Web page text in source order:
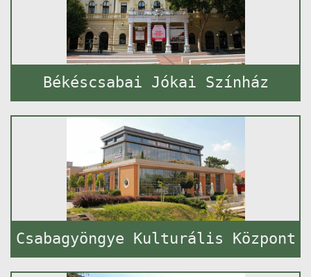
Békéscsabai Jókai Színház
Csabagyöngye Kulturális Központ